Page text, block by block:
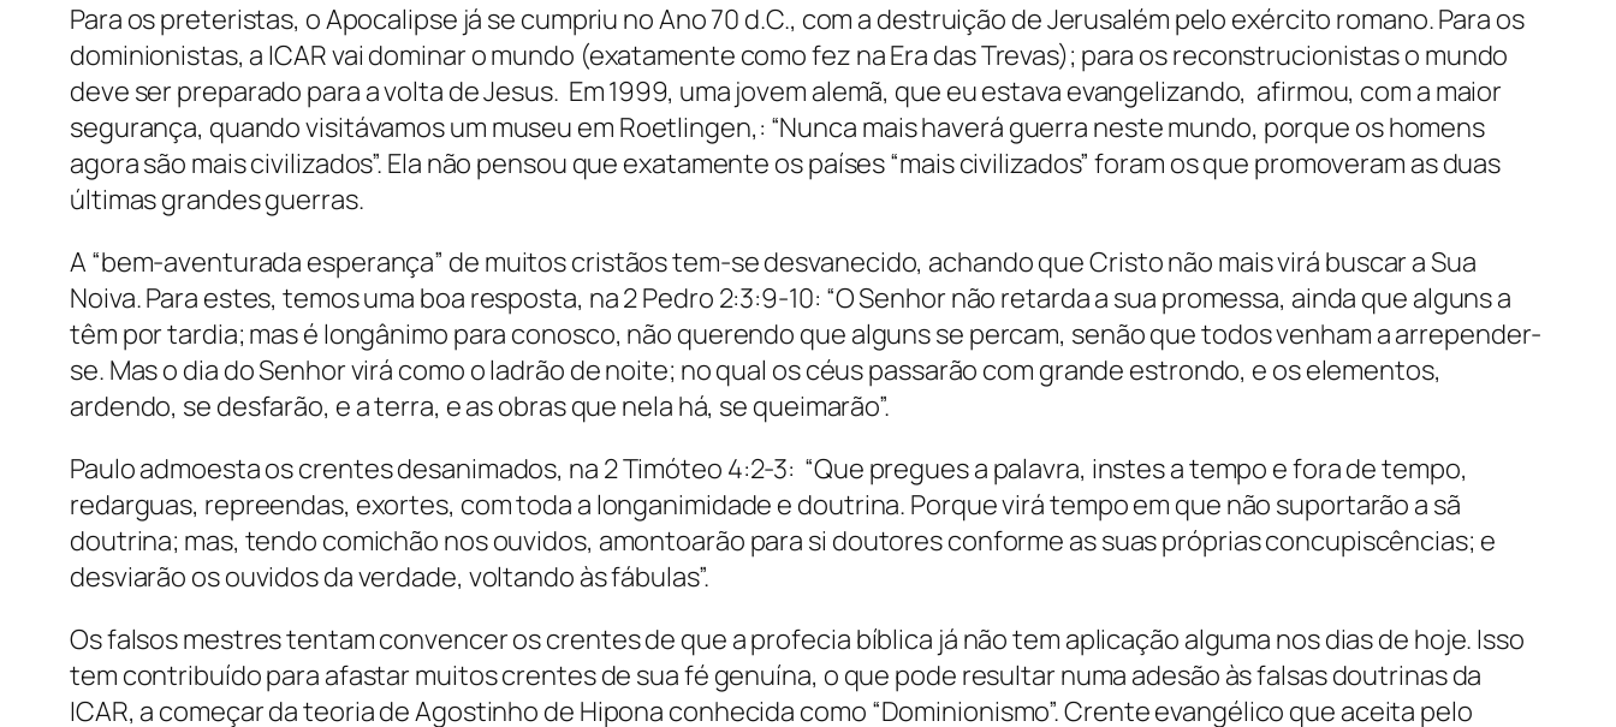
Para os preteristas, o Apocalipse já se cumpriu no Ano 70 d.C., com a destruição de Jerusalém pelo exército romano. Para os
dominionistas, a ICAR vai dominar o mundo (exatamente como fez na Era das Trevas); para os reconstrucionistas o mundo
deve ser preparado para a volta de Jesus. Em 1999, uma jovem alemã, que eu estava evangelizando, afirmou, com a maior
segurança, quando visitávamos um museu em Roetlingen,: “Nunca mais haverá guerra neste mundo, porque os homens
agora são mais civilizados”. Ela não pensou que exatamente os países “mais civilizados” foram os que promoveram as duas
últimas grandes guerras.
A “bem-aventurada esperança” de muitos cristãos tem-se desvanecido, achando que Cristo não mais virá buscar a Sua
Noiva. Para estes, temos uma boa resposta, na 2 Pedro 2:3:9-10: “O Senhor não retarda a sua promessa, ainda que alguns a
têm por tardia; mas é longânimo para conosco, não querendo que alguns se percam, senão que todos venham a arrepender-
se. Mas o dia do Senhor virá como o ladrão de noite; no qual os céus passarão com grande estrondo, e os elementos,
ardendo, se desfarão, e a terra, e as obras que nela há, se queimarão”.
Paulo admoesta os crentes desanimados, na 2 Timóteo 4:2-3: “Que pregues a palavra, instes a tempo e fora de tempo,
redarguas, repreendas, exortes, com toda a longanimidade e doutrina. Porque virá tempo em que não suportarão a sã
doutrina; mas, tendo comichão nos ouvidos, amontoarão para si doutores conforme as suas próprias concupiscências; e
desviarão os ouvidos da verdade, voltando às fábulas”.
Os falsos mestres tentam convencer os crentes de que a profecia bíblica já não tem aplicação alguma nos dias de hoje. Isso
tem contribuído para afastar muitos crentes de sua fé genuína, o que pode resultar numa adesão às falsas doutrinas da
ICAR, a começar da teoria de Agostinho de Hipona conhecida como “Dominionismo”. Crente evangélico que aceita pelo